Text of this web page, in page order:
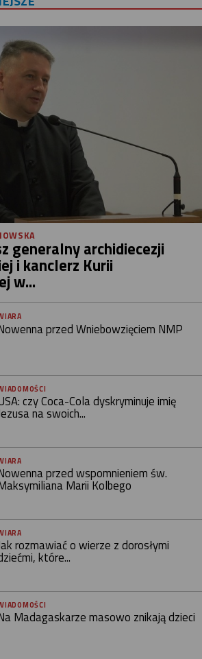
generalny archidiecezji
i kanclerz Kurii
w...
przed Wniebowzięciem NMP
czy Coca-Cola dyskryminuje imię
na swoich...
przed wspomnieniem św.
Marii Kolbego
rozmawiać o wierze z dorosłymi
które...
Madagaskarze masowo znikają dzieci